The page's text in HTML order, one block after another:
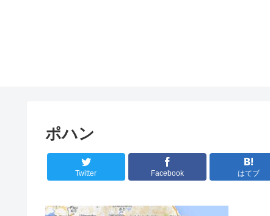
ポハン
Twitter Facebook はてブ